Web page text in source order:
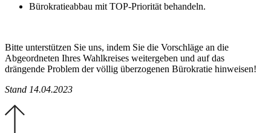
Bürokratieabbau mit TOP-Priorität behandeln.
Bitte unterstützen Sie uns, indem Sie die Vorschläge an die
Abgeordneten Ihres Wahlkreises weitergeben und auf das
drängende Problem der völlig überzogenen Bürokratie hinweisen!
Stand 14.04.2023